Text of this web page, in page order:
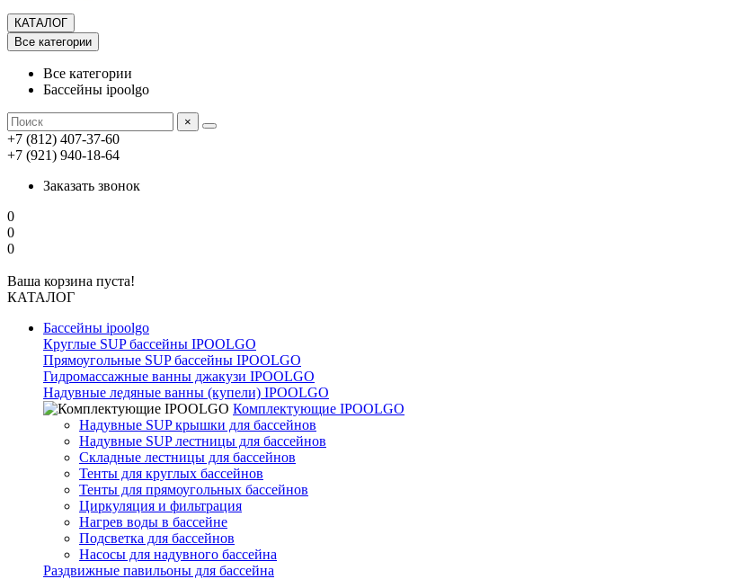
КАТАЛОГ
Все категории
Все категории
Бассейны ipoolgo
×
+7 (812) 407-37-60
+7 (921) 940-18-64
Заказать звонок
0
0
0
Ваша корзина пуста!
КАТАЛОГ
Бассейны ipoolgo
Круглые SUP бассейны IPOOLGO
Прямоугольные SUP бассейны IPOOLGO
Гидромассажные ванны джакузи IPOOLGO
Надувные ледяные ванны (купели) IPOOLGO
Комплектующие IPOOLGO
Надувные SUP крышки для бассейнов
Надувные SUP лестницы для бассейнов
Складные лестницы для бассейнов
Тенты для круглых бассейнов
Тенты для прямоугольных бассейнов
Циркуляция и фильтрация
Нагрев воды в бассейне
Подсветка для бассейнов
Насосы для надувного бассейна
Раздвижные павильоны для бассейна